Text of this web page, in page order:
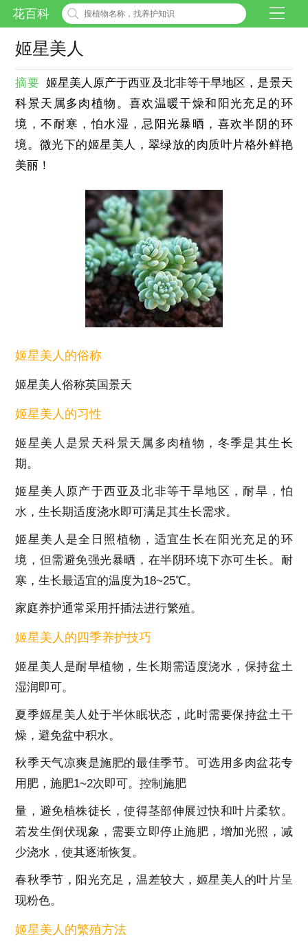
花百科
姬星美人
摘要 姬星美人原产于西亚及北非等干旱地区，是景天
科景天属多肉植物。喜欢温暖干燥和阳光充足的环
境，不耐寒，怕水湿，忌阳光暴晒，喜欢半阴的环
境。微光下的姬星美人，翠绿放的肉质叶片格外鲜艳
美丽！
姬星美人的俗称
姬星美人俗称英国景天
姬星美人的习性
姬星美人是景天科景天属多肉植物，冬季是其生长
期。
姬星美人原产于西亚及北非等干旱地区，耐旱，怕
水，生长期适度浇水即可满足其生长需求。
姬星美人是全日照植物，适宜生长在阳光充足的环
境，但需避免强光暴晒，在半阴环境下亦可生长。耐
寒，生长最适宜的温度为18~25℃。
家庭养护通常采用扦插法进行繁殖。
姬星美人的四季养护技巧
姬星美人是耐旱植物，生长期需适度浇水，保持盆土
湿润即可。
夏季姬星美人处于半休眠状态，此时需要保持盆土干
燥，避免盆中积水。
秋季天气凉爽是施肥的最佳季节。可选用多肉盆花专
用肥，施肥1~2次即可。控制施肥
量，避免植株徒长，使得茎部伸展过快和叶片柔软。
若发生倒伏现象，需要立即停止施肥，增加光照，减
少浇水，使其逐渐恢复。
春秋季节，阳光充足，温差较大，姬星美人的叶片呈
现粉色。
姬星美人的繁殖方法